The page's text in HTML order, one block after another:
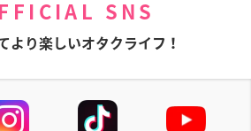
SNS
より楽しいオタクライフ！